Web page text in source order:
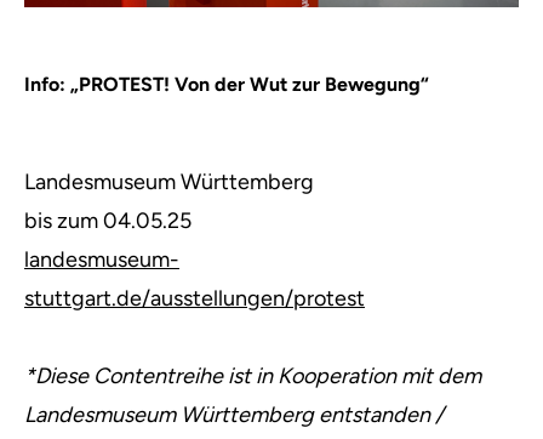
Info: „PROTEST! Von der Wut zur Bewegung“
Landesmuseum Württemberg
bis zum 04.05.25
landesmuseum-
stuttgart.de/ausstellungen/protest
*Diese Contentreihe ist in Kooperation mit dem
Landesmuseum Württemberg entstanden /